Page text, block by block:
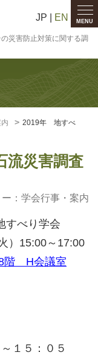
MENU
JP | EN
災害防止対策に関する調
2019年 地すべ
災害調査
： 学会行事・案内
べり学会
）15:00～17:00
階 H会議室
１５：０５